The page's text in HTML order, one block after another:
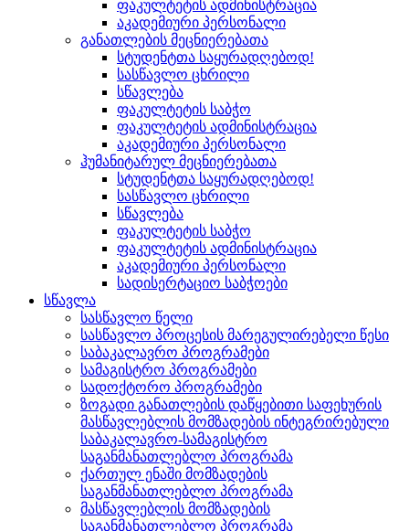
ფაკულტეტის ადმინისტრაცია
აკადემიური პერსონალი
განათლების მეცნიერებათა
სტუდენტთა საყურადღებოდ!
სასწავლო ცხრილი
სწავლება
ფაკულტეტის საბჭო
ფაკულტეტის ადმინისტრაცია
აკადემიური პერსონალი
ჰუმანიტარულ მეცნიერებათა
სტუდენტთა საყურადღებოდ!
სასწავლო ცხრილი
სწავლება
ფაკულტეტის საბჭო
ფაკულტეტის ადმინისტრაცია
აკადემიური პერსონალი
სადისერტაციო საბჭოები
სწავლა
სასწავლო წელი
სასწავლო პროცესის მარეგულირებელი წესი
საბაკალავრო პროგრამები
სამაგისტრო პროგრამები
სადოქტორო პროგრამები
ზოგადი განათლების დაწყებითი საფეხურის
მასწავლებლის მომზადების ინტეგრირებული
საბაკალავრო-სამაგისტრო
საგანმანათლებლო პროგრამა
ქართულ ენაში მომზადების
საგანმანათლებლო პროგრამა
მასწავლებლის მომზადების
საგანმანათლებლო პროგრამა